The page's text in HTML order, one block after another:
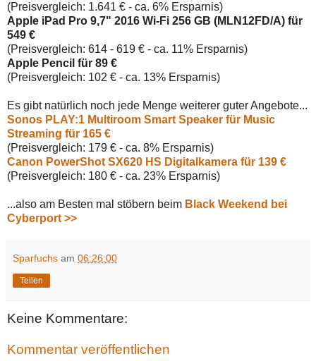
(Preisvergleich: 1.641 € - ca. 6% Ersparnis)
Apple iPad Pro 9,7" 2016 Wi-Fi 256 GB (MLN12FD/A) für
549 €
(Preisvergleich: 614 - 619 € - ca. 11% Ersparnis)
Apple Pencil für 89 €
(Preisvergleich: 102 € - ca. 13% Ersparnis)
Es gibt natürlich noch jede Menge weiterer guter Angebote...
Sonos PLAY:1 Multiroom Smart Speaker für Music
Streaming für 165 €
(Preisvergleich: 179 € - ca. 8% Ersparnis)
Canon PowerShot SX620 HS Digitalkamera für 139 €
(Preisvergleich: 180 € - ca. 23% Ersparnis)
...also am Besten mal stöbern beim Black Weekend bei
Cyberport >>
Sparfuchs am 06:26:00
Teilen
Keine Kommentare:
Kommentar veröffentlichen